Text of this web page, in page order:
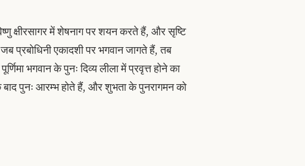
क्षीरसागर में शेषनाग पर शयन करते हैं, और सृष्टि
प्रबोधिनी एकादशी पर भगवान जागते हैं, तब
भगवान के पुनः दिव्य लीला में प्रवृत्त होने का
बाद पुनः आरम्भ होते हैं, और शुभता के पुनरागमन को